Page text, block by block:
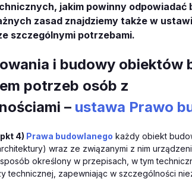
jakim powinny odpowiadać
zasad znajdziemy także w
szczególnymi potrzebami.
i budowy obiektów
potrzeb osób z
– ustawa Prawo
4) Prawa budowlanego każdy obiekt
wraz ze związanymi z nim
określony w przepisach, w tym
technicznej, zapewniając w szczególności